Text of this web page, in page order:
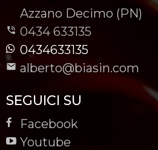
-
Azzano Decimo (PN)
0434 633135
0434633135
alberto@biasin.com
SEGUICI SU
Facebook
Youtube